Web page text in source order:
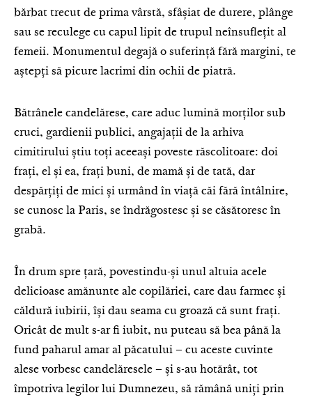
bărbat trecut de prima vârstă, sfâșiat de durere, plânge
sau se reculege cu capul lipit de trupul neînsuflețit al
femeii. Monumentul degajă o suferință fără margini, te
aștepți să picure lacrimi din ochii de piatră.
Bătrânele candelărese, care aduc lumină morților sub
cruci, gardienii publici, angajații de la arhiva
cimitirului știu toți aceeași poveste răscolitoare: doi
frați, el și ea, frați buni, de mamă și de tată, dar
despărțiți de mici și urmând în viață căi fără întâlnire,
se cunosc la Paris, se îndrăgostesc și se căsătoresc în
grabă.
În drum spre țară, povestindu-și unul altuia acele
delicioase amănunte ale copilăriei, care dau farmec și
căldură iubirii, își dau seama cu groază că sunt frați.
Oricât de mult s-ar fi iubit, nu puteau să bea până la
fund paharul amar al păcatului – cu aceste cuvinte
alese vorbesc candelăresele – și s-au hotărât, tot
împotriva legilor lui Dumnezeu, să rămână uniți prin